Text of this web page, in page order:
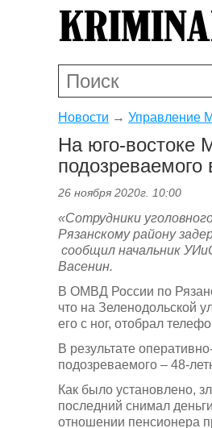
Новости → Управление
На юго-востоке
подозреваемого
26 ноября 2020г. 10:00
«Сотрудники
Рязанскому району
сообщил начальник
Васенин.
В ОМВД России по
что на Зеленодольской
его с ног, отобрал
В результате
подозреваемого – 48-
Как было установлено,
последний снимал
отношении пенсионера